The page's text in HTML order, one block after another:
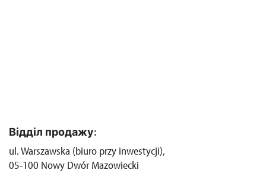
Відділ продажу:
ul. Warszawska (biuro przy inwestycji),
05-100 Nowy Dwór Mazowiecki